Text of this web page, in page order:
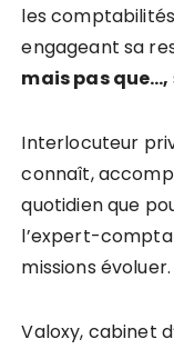
les
engageant sa
mais pas que…,
Interlocuteur
connaît,
quotidien que
l’expert-
missions évoluer.
Valoxy, cabinet